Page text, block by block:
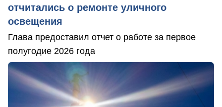
отчитались о ремонте уличного
освещения
Глава предоставил отчет о работе за первое
полугодие 2026 года